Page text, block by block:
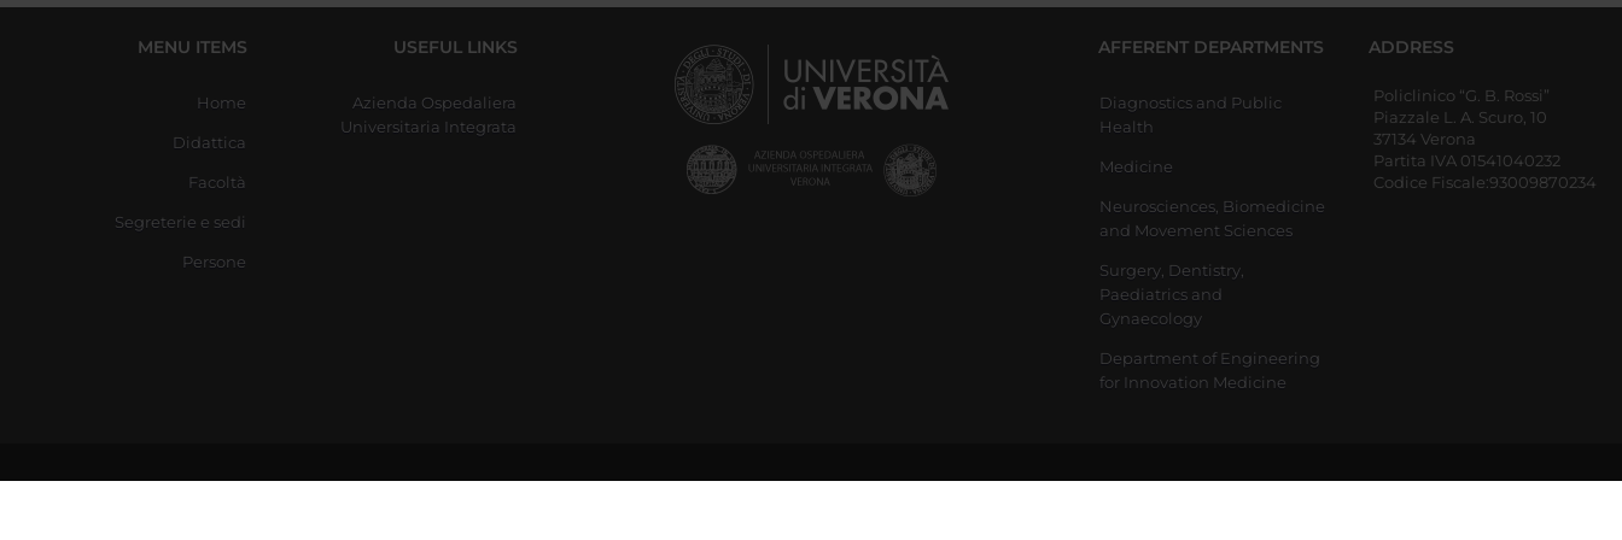
MENU ITEMS
Home
Didattica
Facoltà
Segreterie e sedi
Persone
USEFUL LINKS
Azienda Ospedaliera
Universitaria Integrata
AFFERENT DEPARTMENTS
Diagnostics and Public
Health
Medicine
Neurosciences, Biomedicine
and Movement Sciences
Surgery, Dentistry,
Paediatrics and
Gynaecology
Department of Engineering
for Innovation Medicine
ADDRESS
Policlinico “G. B. Rossi”
Piazzale L. A. Scuro, 10
37134 Verona
Partita IVA 01541040232
Codice Fiscale:93009870234